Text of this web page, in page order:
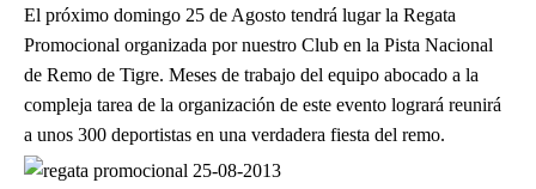
El próximo domingo 25 de Agosto tendrá lugar la Regata
Promocional organizada por nuestro Club en la Pista Nacional
de Remo de Tigre. Meses de trabajo del equipo abocado a la
compleja tarea de la organización de este evento logrará reunirá
a unos 300 deportistas en una verdadera fiesta del remo.